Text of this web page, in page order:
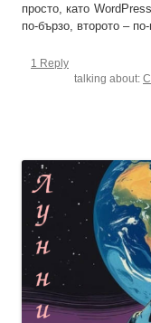
просто, като
по-бързо, второто – по-
1 Reply
talking about: